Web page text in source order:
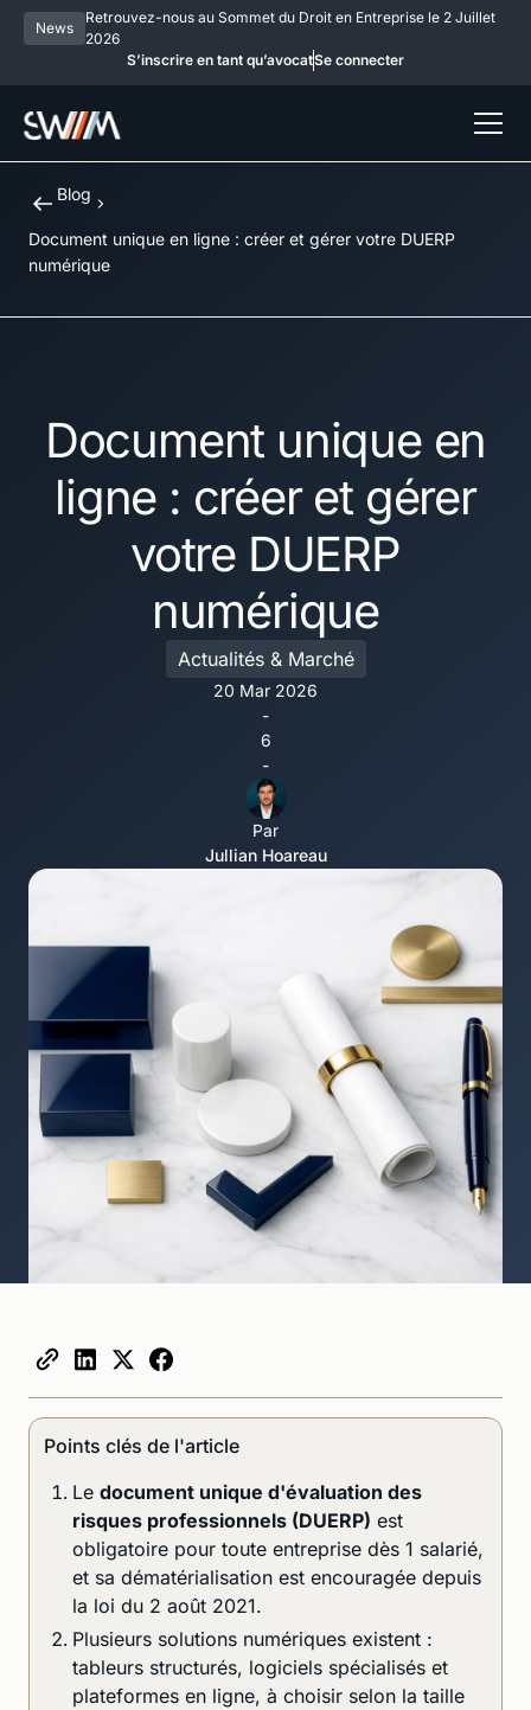
News
Retrouvez-nous au Sommet du Droit en Entreprise le 2 Juillet
2026
S’inscrire en tant qu’avocatSe connecter
Blog
Document unique en ligne : créer et gérer votre DUERP
numérique
Document unique en
ligne : créer et gérer
votre DUERP
numérique
Actualités & Marché
20 Mar 2026
-
6
-
Par
Jullian Hoareau
Points clés de l'article
Le document unique d'évaluation des
risques professionnels (DUERP) est
obligatoire pour toute entreprise dès 1 salarié,
et sa dématérialisation est encouragée depuis
la loi du 2 août 2021.
Plusieurs solutions numériques existent :
tableurs structurés, logiciels spécialisés et
plateformes en ligne, à choisir selon la taille